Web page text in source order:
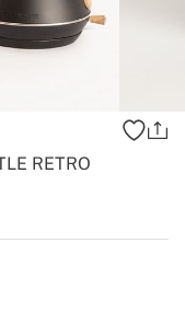
RETRO